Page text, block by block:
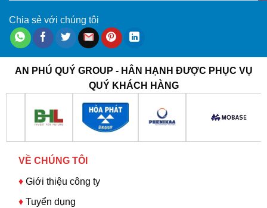
Chia sẻ với chúng tôi
AN PHÚ QUÝ GROUP - HÂN HẠNH ĐƯỢC PHỤC VỤ
QUÝ KHÁCH HÀNG
VỀ CHÚNG TÔI
♦ Giới thiệu công ty
♦Tuyển dụng